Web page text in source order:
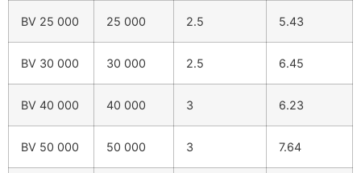
BV 25 000 25 000 2.5 5.43
BV 30 000 30 000 2.5 6.45
BV 40 000 40 000 3 6.23
BV 50 000 50 000 3 7.64